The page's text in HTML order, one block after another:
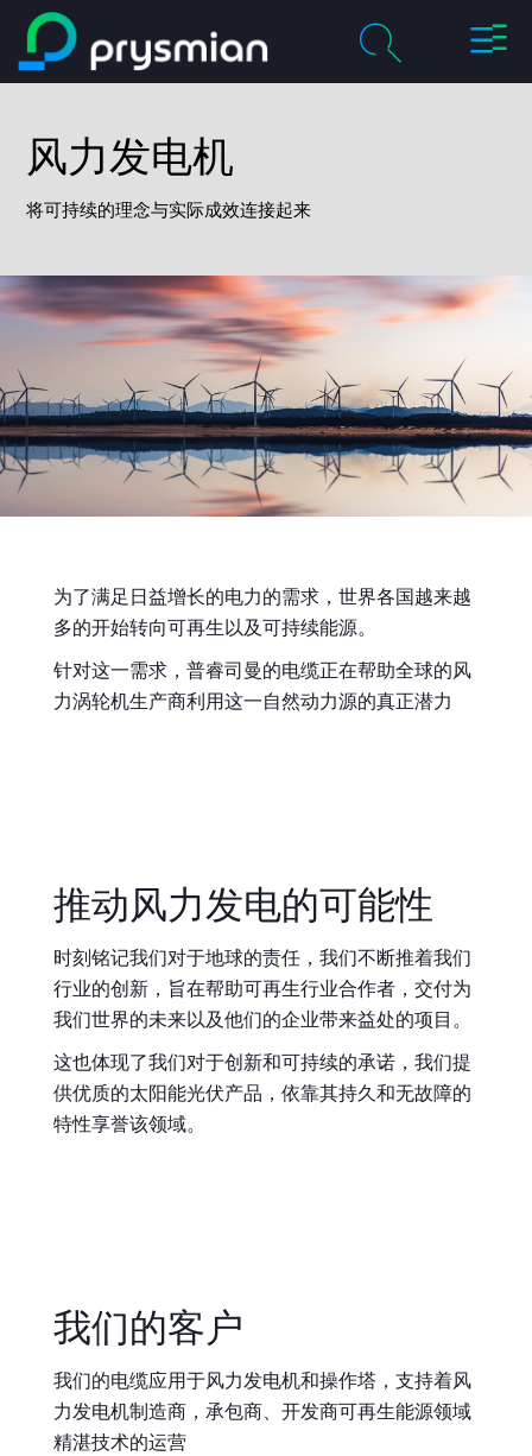
跳至主要内容
切
搜
索
产品及解决方案
职业
联系我们
媒体
我的普睿司曼
风力发电机
将可持续的理念与实际成效连接起来
为了满足日益增长的电力的需求，世界各国越来越
多的开始转向可再生以及可持续能源。
针对这一需求，普睿司曼的电缆正在帮助全球的风
力涡轮机生产商利用这一自然动力源的真正潜力
推动风力发电的可能性
时刻铭记我们对于地球的责任，我们不断推着我们
行业的创新，旨在帮助可再生行业合作者，交付为
我们世界的未来以及他们的企业带来益处的项目。
这也体现了我们对于创新和可持续的承诺，我们提
供优质的太阳能光伏产品，依靠其持久和无故障的
特性享誉该领域。
我们的客户
我们的电缆应用于风力发电机和操作塔，支持着风
力发电机制造商，承包商、开发商可再生能源领域
精湛技术的运营